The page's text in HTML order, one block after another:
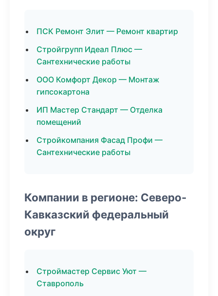
ПСК Ремонт Элит — Ремонт квартир
Стройгрупп Идеал Плюс —
Сантехнические работы
ООО Комфорт Декор — Монтаж
гипсокартона
ИП Мастер Стандарт — Отделка
помещений
Стройкомпания Фасад Профи —
Сантехнические работы
Компании в регионе: Северо-
Кавказский федеральный
округ
Строймастер Сервис Уют —
Ставрополь